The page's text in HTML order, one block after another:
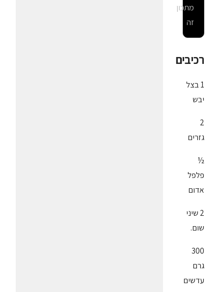
מתכון
זה
רכיבים
1 בצל
יבש
2
גזרים
½
פלפל
אדום
2 שיני
שום.
300
גרם
עדשים